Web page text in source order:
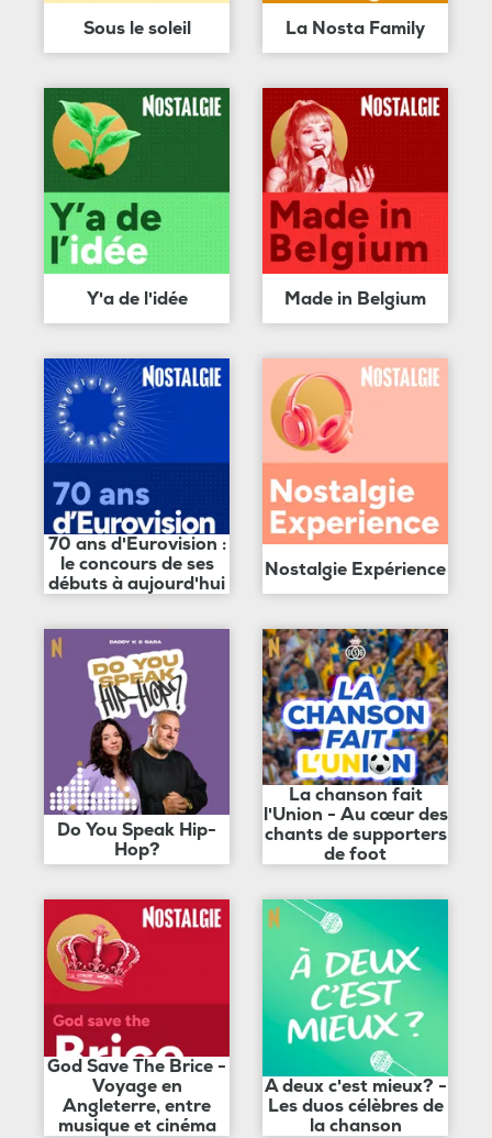
Sous le soleil La Nosta Family
Y'a de l'idée Made in Belgium
70 ans d'Eurovision :
le concours de ses
débuts à aujourd'hui
Nostalgie Expérience
Do You Speak Hip-
Hop?
La chanson fait
l'Union - Au cœur des
chants de supporters
de foot
God Save The Brice -
Voyage en
Angleterre, entre
musique et cinéma
A deux c'est mieux? -
Les duos célèbres de
la chanson